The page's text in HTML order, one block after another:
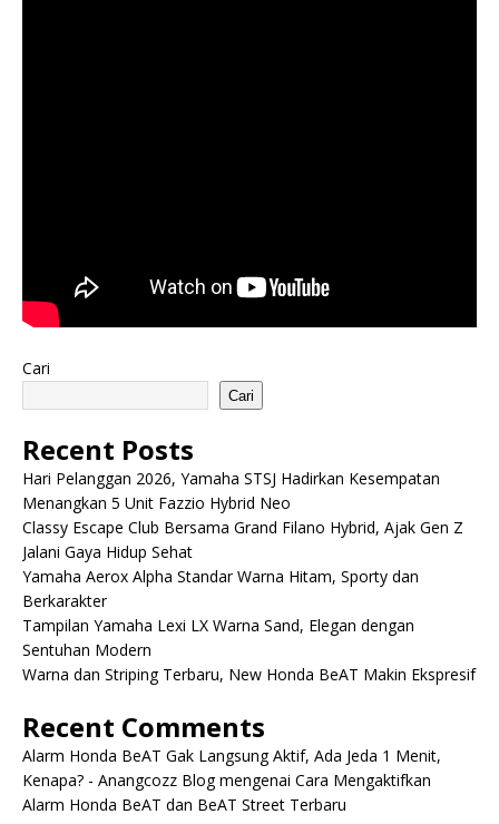
Cari
Cari
Recent Posts
Hari Pelanggan 2026, Yamaha STSJ Hadirkan Kesempatan
Menangkan 5 Unit Fazzio Hybrid Neo
Classy Escape Club Bersama Grand Filano Hybrid, Ajak Gen Z
Jalani Gaya Hidup Sehat
Yamaha Aerox Alpha Standar Warna Hitam, Sporty dan
Berkarakter
Tampilan Yamaha Lexi LX Warna Sand, Elegan dengan
Sentuhan Modern
Warna dan Striping Terbaru, New Honda BeAT Makin Ekspresif
Recent Comments
Alarm Honda BeAT Gak Langsung Aktif, Ada Jeda 1 Menit,
Kenapa? - Anangcozz Blogmengenai Cara Mengaktifkan
Alarm Honda BeAT dan BeAT Street Terbaru